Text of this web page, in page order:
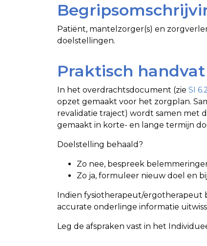
Patiënt, mantelzorger(s) en
doelstellingen.
Praktisch handvat
In het overdrachtsdocument (zie SI
opzet gemaakt voor het zorgplan.
revalidatie traject) wordt samen met
gemaakt in korte- en lange termijn
Doelstelling behaald?
Zo nee, bespreek
Zo ja, formuleer nieuw doel en
Indien fysiotherapeut/ergotherapeut
accurate onderlinge informatie
Leg de afspraken vast in het